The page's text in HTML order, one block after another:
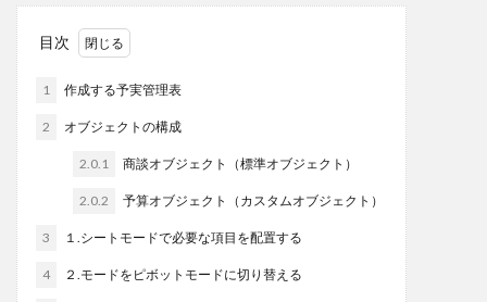
目次
1 作成する予実管理表
2 オブジェクトの構成
2.0.1 商談オブジェクト（標準オブジェクト）
2.0.2 予算オブジェクト（カスタムオブジェクト）
3 １.シートモードで必要な項目を配置する
4 ２.モードをピボットモードに切り替える